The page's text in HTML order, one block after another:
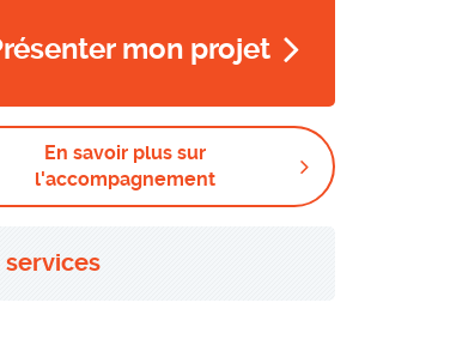
mon projet
En savoir plus sur
l'accompagnement
services